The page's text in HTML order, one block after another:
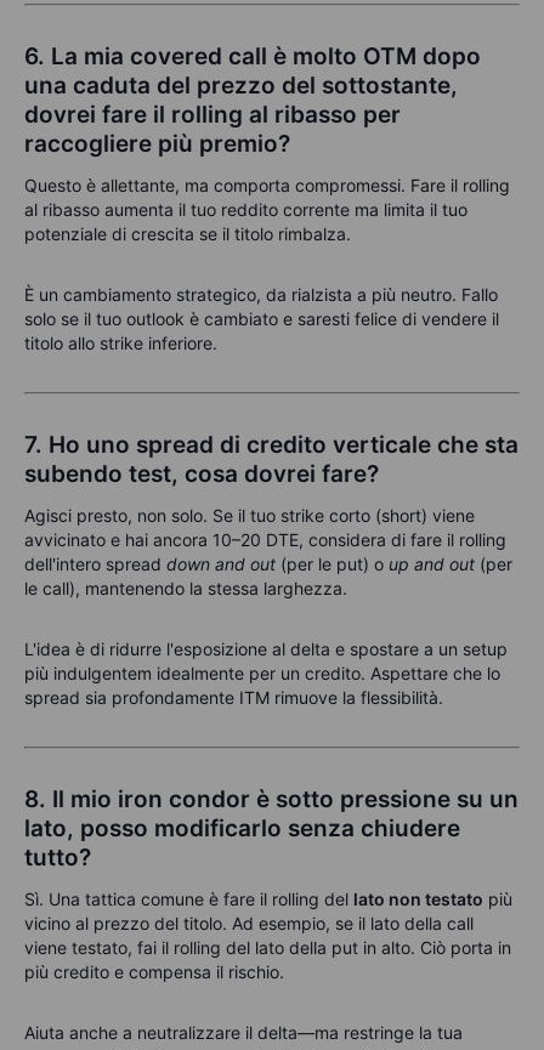
6. La mia covered call è molto OTM dopo
una caduta del prezzo del sottostante,
dovrei fare il rolling al ribasso per
raccogliere più premio?
Questo è allettante, ma comporta compromessi. Fare il rolling
al ribasso aumenta il tuo reddito corrente ma limita il tuo
potenziale di crescita se il titolo rimbalza.
È un cambiamento strategico, da rialzista a più neutro. Fallo
solo se il tuo outlook è cambiato e saresti felice di vendere il
titolo allo strike inferiore.
7. Ho uno spread di credito verticale che sta
subendo test, cosa dovrei fare?
Agisci presto, non solo. Se il tuo strike corto (short) viene
avvicinato e hai ancora 10–20 DTE, considera di fare il rolling
dell'intero spread down and out (per le put) o up and out (per
le call), mantenendo la stessa larghezza.
L'idea è di ridurre l'esposizione al delta e spostare a un setup
più indulgentem idealmente per un credito. Aspettare che lo
spread sia profondamente ITM rimuove la flessibilità.
8. Il mio iron condor è sotto pressione su un
lato, posso modificarlo senza chiudere
tutto?
Sì. Una tattica comune è fare il rolling del lato non testato più
vicino al prezzo del titolo. Ad esempio, se il lato della call
viene testato, fai il rolling del lato della put in alto. Ciò porta in
più credito e compensa il rischio.
Aiuta anche a neutralizzare il delta—ma restringe la tua